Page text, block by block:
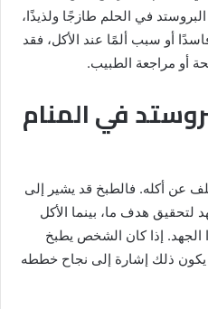
في الحلم طازجًا ولذيذًا،
أو سبب ألمًا عند الأكل، فقد
أو مراجعة الطبيب.
في المنام
عن أكله. فالطبخ قد يشير إلى
هدف ما، بينما الأكل
الجهد. إذا كان الشخص يطبخ
يكون ذلك إشارة إلى نجاح خططه